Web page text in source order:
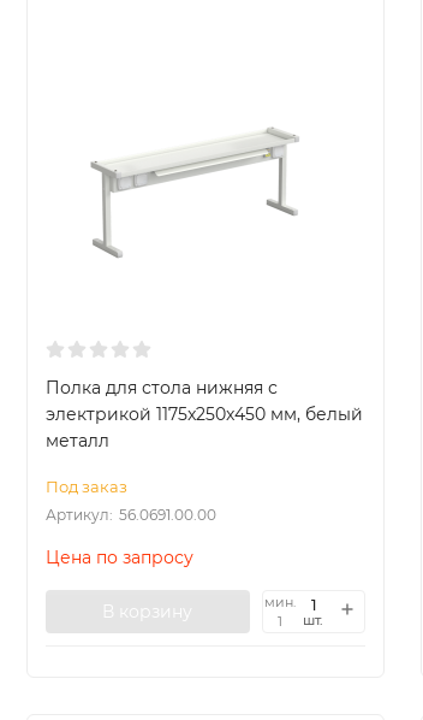
Полка для стола нижняя с
электрикой 1175x250x450 мм, белый
металл
Под заказ
Артикул: 56.0691.00.00
Цена по запросу
В корзину
мин.
1
шт.